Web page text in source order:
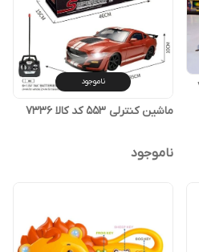
ناموجود
ماشین کنترلی ۵۵۳ کد کالا ۷۳۳۶
ناموجود